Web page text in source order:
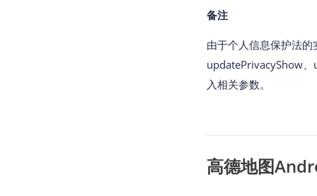
备注
由于个人信息保护法
updatePrivacyShow
入相关参数。
高德地图